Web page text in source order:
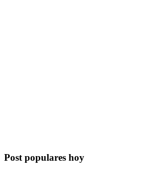
Post populares hoy